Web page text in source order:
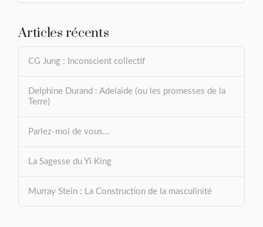
Articles récents
CG Jung : Inconscient collectif
Delphine Durand : Adelaide (ou les promesses de la
Terre)
Parlez-moi de vous…
La Sagesse du Yi King
Murray Stein : La Construction de la masculinité